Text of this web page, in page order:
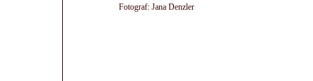
Fotograf: Jana Denzler